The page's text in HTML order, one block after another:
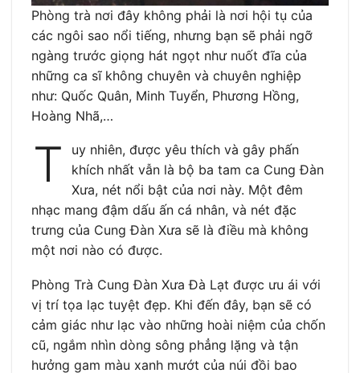
Phòng trà nơi đây không phải là nơi hội tụ của
các ngôi sao nổi tiếng, nhưng bạn sẽ phải ngỡ
ngàng trước giọng hát ngọt như nuốt đĩa của
những ca sĩ không chuyên và chuyên nghiệp
như: Quốc Quân, Minh Tuyển, Phương Hồng,
Hoàng Nhã,…
T
uy nhiên, được yêu thích và gây phấn
khích nhất vẫn là bộ ba tam ca Cung Đàn
Xưa, nét nổi bật của nơi này. Một đêm
nhạc mang đậm dấu ấn cá nhân, và nét đặc
trưng của Cung Đàn Xưa sẽ là điều mà không
một nơi nào có được.
Phòng Trà Cung Đàn Xưa Đà Lạt được ưu ái với
vị trí tọa lạc tuyệt đẹp. Khi đến đây, bạn sẽ có
cảm giác như lạc vào những hoài niệm của chốn
cũ, ngắm nhìn dòng sông phẳng lặng và tận
hưởng gam màu xanh mướt của núi đồi bao